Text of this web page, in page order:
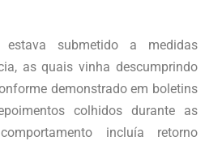
submetido a medidas
as quais vinha descumprindo
demonstrado em boletins
colhidos durante as
incluía retorno